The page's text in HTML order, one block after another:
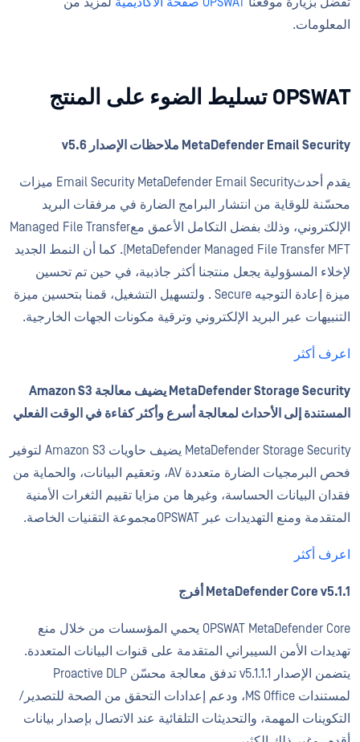
المعلومات.
OPSWAT تسليط الضوء على المنتج
MetaDefender Email Security ملاحظات الإصدار v5.6
يقدم أحدثEmail Security MetaDefender Email Security ميزات
محسّنة للوقاية من انتشار البرامج الضارة في مرفقات البريد
الإلكتروني، وذلك بفضل التكامل الأعمق معManaged File Transfer
MetaDefender Managed File Transfer MFT). كما أن النمط الجديد
لإخلاء المسؤولية يجعل منتجنا أكثر جاذبية، في حين تم تحسين
ميزة إعادة التوجيه Secure . ولتسهيل التشغيل، قمنا بتحسين ميزة
التنبيهات عبر البريد الإلكتروني وترقية مكونات الجهات الخارجية.
اعرف أكثر
MetaDefender Storage Security يضيف معالجة Amazon S3
المستندة إلى الأحداث لمعالجة أسرع وأكثر كفاءة في الوقت الفعلي
MetaDefender Storage Security يضيف حاويات Amazon S3 لتوفير
فحص البرمجيات الضارة متعددة AV، وتعقيم البيانات، والحماية من
فقدان البيانات الحساسة، وغيرها من مزايا تقييم الثغرات الأمنية
المتقدمة ومنع التهديدات عبر OPSWATمجموعة التقنيات الخاصة.
اعرف أكثر
MetaDefender Core v5.1.1 أفرج
OPSWAT MetaDefender Core يحمي المؤسسات من خلال منع
تهديدات الأمن السيبراني المتقدمة على قنوات البيانات المتعددة.
يتضمن الإصدار v5.1.1.1 تدفق معالجة محسّن Proactive DLP
لمستندات MS Office، ودعم إعدادات التحقق من الصحة للتصدير/
التكوينات المهمة، والتحديثات التلقائية عند الاتصال بإصدار بيانات